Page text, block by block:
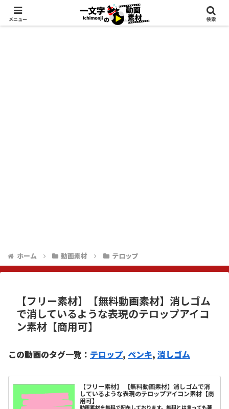
ホーム 動画素材 テロップ
【フリー素材】【無料動画素材】消しゴム
で消しているような表現のテロップアイコ
ン素材【商用可】
この動画のタグ一覧： テロップ, ペンキ, 消しゴム
【フリー素材】 【無料動画素材】消しゴムで消
しているような表現のテロップアイコン素材【商
用可】
動画素材を無料で配布しております。無料とは言っても著
メニュー 検索